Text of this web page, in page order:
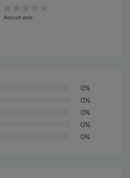
Aucun avis
0%
0%
0%
0%
0%